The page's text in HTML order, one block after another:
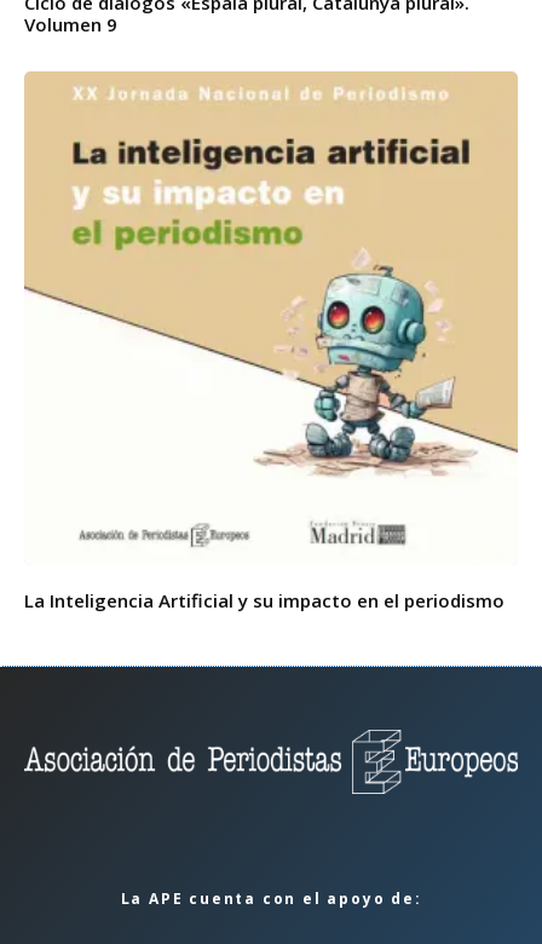
Volumen 9
La Inteligencia Artificial y su impacto en el periodismo
La APE cuenta con el apoyo de: